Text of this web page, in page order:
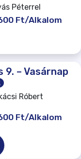
Péterrel
Ft/Alkalom
9. – Vasárnap
Róbert
Ft/Alkalom